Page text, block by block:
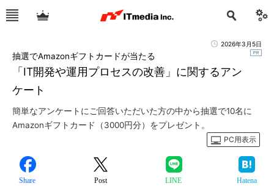
2026年3月5日
「IT開発や運用プロセスの改善」に関するアン
ケート
抽選でAmazonギフトカードが当たる
簡単なアンケートにご回答いただいた方の中から抽選で10名に
Amazonギフトカード（3000円分）をプレゼント。
PC用表示
Share Post LINE Hatena